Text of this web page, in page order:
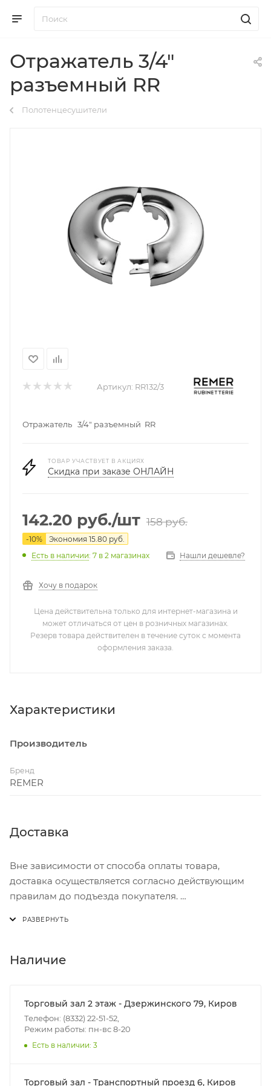
Отражатель 3/4"
разъемный RR
Полотенцесушители
Артикул: RR132/3
Отражатель 3/4" разъемный RR
ТОВАР УЧАСТВУЕТ В АКЦИЯХ
Скидка при заказе ОНЛАЙН
142.20 руб./шт 158руб.
-10% Экономия 15.80 руб.
Есть в наличии: 7 в 2 магазинах Нашли дешевле?
Хочу в подарок
Цена действительна только для интернет-магазина и
может отличаться от цен в розничных магазинах.
Резерв товара действителен в течение суток с момента
оформления заказа.
Характеристики
Производитель
Бренд
REMER
Доставка
Вне зависимости от способа оплаты товара,
доставка осуществляется согласно действующим
правилам до подъезда покупателя.
В субботу с 8:00 до 15:00
- зоны доставки;
- веса и габаритов товаров в заказе;
- количества торговых точек для погрузки товаров.
(перекрестки улиц):
Наличие
Торговый зал 2 этаж - Дзержинского 79, Киров
Телефон: (8332) 22-51-52,
Режим работы: пн-вс 8-20
Есть в наличии: 3
Торговый зал - Транспортный проезд 6, Киров